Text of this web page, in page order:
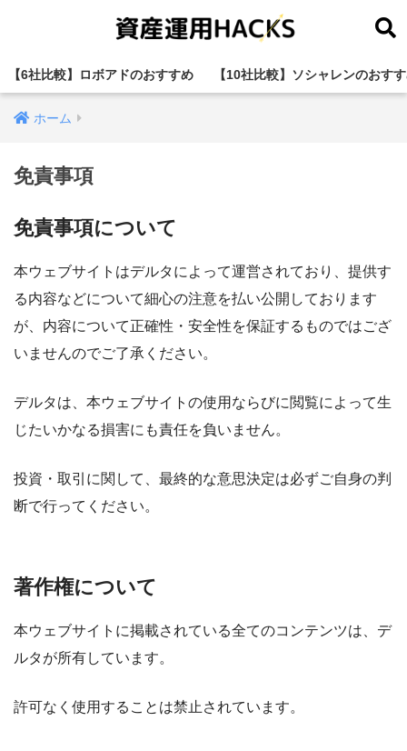
【6社比較】ロボアドのおすすめ 【10社比較】ソシャレンのおす
ホーム
免責事項
免責事項について
本ウェブサイトはデルタによって運営されており、提供す
る内容などについて細心の注意を払い公開しております
が、内容について正確性・安全性を保証するものではござ
いませんのでご了承ください。
デルタは、本ウェブサイトの使用ならびに閲覧によって生
じたいかなる損害にも責任を負いません。
投資・取引に関して、最終的な意思決定は必ずご自身の判
断で行ってください。
著作権について
本ウェブサイトに掲載されている全てのコンテンツは、デ
ルタが所有しています。
許可なく使用することは禁止されています。